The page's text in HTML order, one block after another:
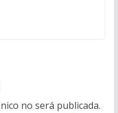
no será publicada.